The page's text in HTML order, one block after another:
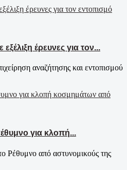
έρευνες για τον...
αναζήτησης και εντοπισμού
για κλοπή...
Ρέθυμνο από αστυνομικούς της